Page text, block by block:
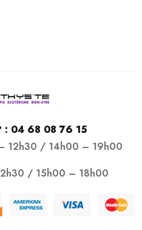
: 04 68 08 76 15
12h30 / 14h00 – 19h00
/ 15h00 – 18h00